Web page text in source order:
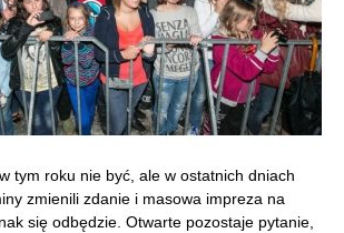
tym roku nie być, ale w ostatnich dniach
zmienili zdanie i masowa impreza na
się odbędzie. Otwarte pozostaje pytanie,